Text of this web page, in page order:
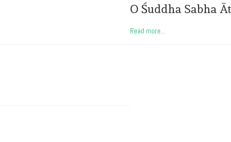
O Śuddha Sabha
Read more...